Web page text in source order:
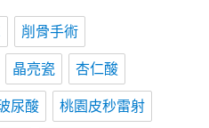
削骨手術
晶亮瓷 杏仁酸
尿酸 桃園皮秒雷射